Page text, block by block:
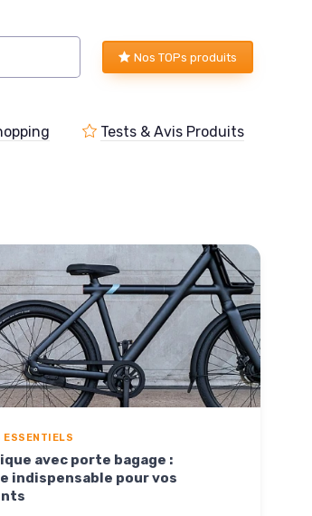
Nos TOPs produits
Tests & Avis Produits
ESSENTIELS
avec porte bagage :
indispensable pour vos